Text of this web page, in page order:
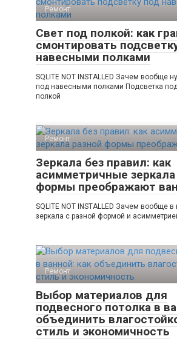
Ремонт
Свет под полкой: как
смонтировать
навесными полками
SQLITE NOT INSTALLED Зачем вообще
под навесными полками Подсветка
полкой
Ремонт
Зеркала без правил: как
асимметричные зеркала
формы преображают
SQLITE NOT INSTALLED Зачем вообще
зеркала с разной формой и
Ремонт
Выбор материалов для
подвесного потолка в
объединить
стиль и экономичность